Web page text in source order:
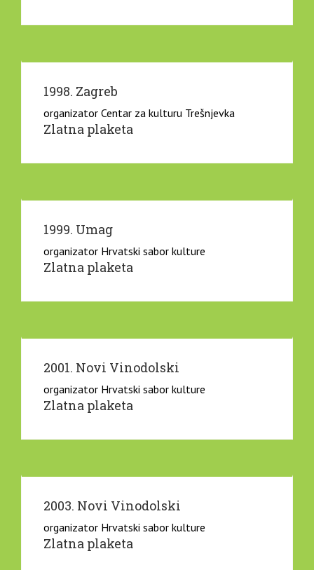
1998. Zagreb
organizator Centar za kulturu Trešnjevka
Zlatna plaketa
1999. Umag
organizator Hrvatski sabor kulture
Zlatna plaketa
2001. Novi Vinodolski
organizator Hrvatski sabor kulture
Zlatna plaketa
2003. Novi Vinodolski
organizator Hrvatski sabor kulture
Zlatna plaketa